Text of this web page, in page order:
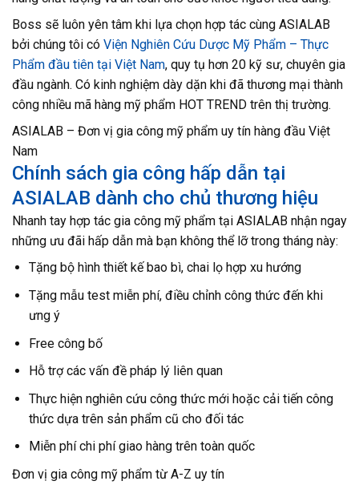
Boss sẽ luôn yên tâm khi lựa chọn hợp tác cùng ASIALAB
bởi chúng tôi có Viện Nghiên Cứu Dược Mỹ Phẩm – Thực
Phẩm đầu tiên tại Việt Nam, quy tụ hơn 20 kỹ sư, chuyên gia
đầu ngành. Có kinh nghiệm dày dặn khi đã thương mại thành
công nhiều mã hàng mỹ phẩm HOT TREND trên thị trường.
ASIALAB – Đơn vị gia công mỹ phẩm uy tín hàng đầu Việt
Nam
Chính sách gia công hấp dẫn tại
ASIALAB dành cho chủ thương hiệu
Nhanh tay hợp tác gia công mỹ phẩm tại ASIALAB nhận ngay
những ưu đãi hấp dẫn mà bạn không thể lỡ trong tháng này:
Tặng bộ hình thiết kế bao bì, chai lọ hợp xu hướng
Tặng mẫu test miễn phí, điều chỉnh công thức đến khi
ưng ý
Free công bố
Hỗ trợ các vấn đề pháp lý liên quan
Thực hiện nghiên cứu công thức mới hoặc cải tiến công
thức dựa trên sản phẩm cũ cho đối tác
Miễn phí chi phí giao hàng trên toàn quốc
Đơn vị gia công mỹ phẩm từ A-Z uy tín